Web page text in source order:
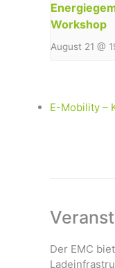
Workshop
August 21 @
E-Mobility –
Der EMC